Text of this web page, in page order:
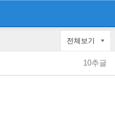
전체보기
10추글